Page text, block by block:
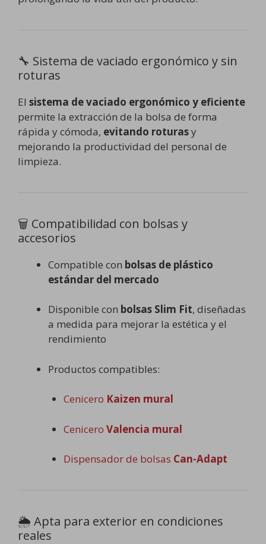
🔧 Sistema de vaciado ergonómico y sin
roturas
El sistema de vaciado ergonómico y eficiente
permite la extracción de la bolsa de forma
rápida y cómoda, evitando roturasy
mejorando la productividad del personal de
limpieza.
🗑️ Compatibilidad con bolsas y
accesorios
Compatible con bolsas de plástico
estándar del mercado
Disponible con bolsas Slim Fit, diseñadas
a medida para mejorar la estética y el
rendimiento
Productos compatibles:
Cenicero Kaizen mural
Cenicero Valencia mural
Dispensador de bolsas Can-Adapt
🌦️ Apta para exterior en condiciones
reales